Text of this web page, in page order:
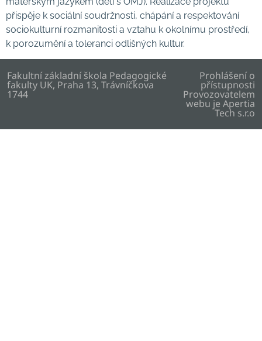
přispěje k sociální soudržnosti, chápání a respektování
sociokulturní rozmanitosti a vztahu k okolnímu prostředí,
k porozumění a toleranci odlišných kultur.
Fakultní základní škola Pedagogické
fakulty UK, Praha 13, Trávníčkova
1744
Prohlášení o
přístupnosti
Provozovatelem
webu je Apertia
Tech s.r.o